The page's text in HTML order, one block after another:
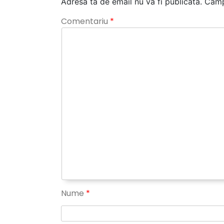
Comentariu *
Nume *